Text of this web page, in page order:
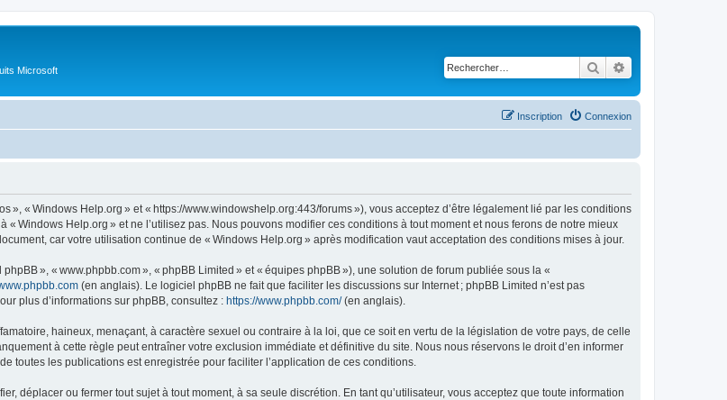
Microsoft Rechercher
Connexion
Inscription
», « Windows Help.org » et « https://www.windowshelp.org:443/forums »), vous acceptez d’être légalement lié par les conditions
« Windows Help.org » et ne l’utilisez pas. Nous pouvons modifier ces conditions à tout moment et nous ferons de notre mieux
car votre utilisation continue de « Windows Help.org » après modification vaut acceptation des conditions mises à jour.
», « www.phpbb.com », « phpBB Limited » et « équipes phpBB »), une solution de forum publiée sous la «
(en anglais). Le logiciel phpBB ne fait que faciliter les discussions sur Internet ; phpBB Limited n’est pas
plus d’informations sur phpBB, consultez : https://www.phpbb.com/(en anglais).
haineux, menaçant, à caractère sexuel ou contraire à la loi, que ce soit en vertu de la législation de votre pays, de celle
à cette règle peut entraîner votre exclusion immédiate et définitive du site. Nous nous réservons le droit d’en informer
toutes les publications est enregistrée pour faciliter l’application de ces conditions.
déplacer ou fermer tout sujet à tout moment, à sa seule discrétion. En tant qu’utilisateur, vous acceptez que toute information